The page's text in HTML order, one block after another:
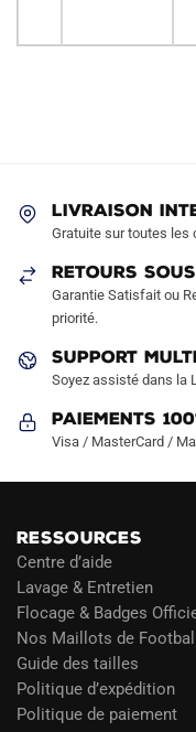
LIVRAISON
Gratuite sur toutes les
RETOURS
Garantie Satisfait ou
priorité.
SUPPORT
Soyez assisté dans la
Paiements
Visa / MasterCard /
RESSOURCES
Centre d’aide
Lavage & Entretien
Flocage & Badges
Nos Maillots de Football
Guide des tailles
Politique d’expédition
Politique de paiement